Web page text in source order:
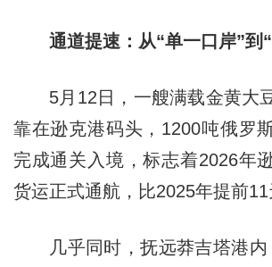
通道提速：从“单一口岸”到
5月12日，一艘满载金黄大
靠在逊克港码头，1200吨俄罗
完成通关入境，标志着2026年
货运正式通航，比2025年提前11
几乎同时，抚远莽吉塔港